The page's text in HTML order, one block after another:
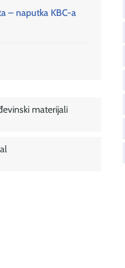
– naputka KBC-a
materijali